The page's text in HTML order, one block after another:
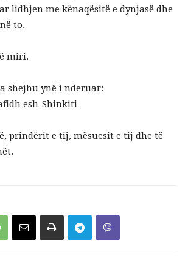
lidhjen me kënaqësitë e dynjasë dhe
to.
miri.
shejhu ynë i nderuar:
esh-Shinkiti
prindërit e tij, mësuesit e tij dhe të